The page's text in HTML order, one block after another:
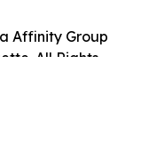
Affinity Group
All Rights